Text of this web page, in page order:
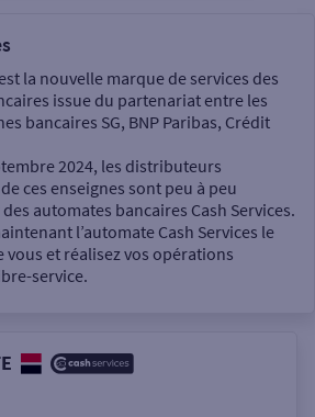
recherche
Autour de moi
la nouvelle marque de services des
issue du partenariat entre les
bancaires SG, BNP Paribas, Crédit
2024, les distributeurs
ces enseignes sont peu à peu
automates bancaires Cash Services.
l’automate Cash Services le
vous et réalisez vos opérations
service.